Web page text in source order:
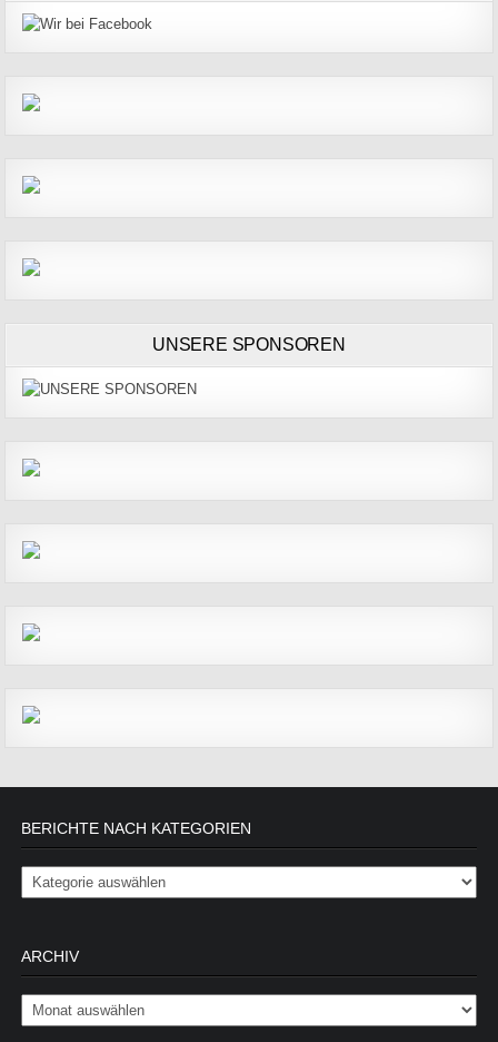
UNSERE SPONSOREN
BERICHTE NACH KATEGORIEN
Berichte nach Kategorien
ARCHIV
Archiv